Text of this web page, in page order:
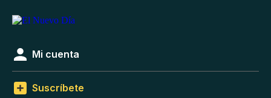
Mi cuenta
Suscríbete